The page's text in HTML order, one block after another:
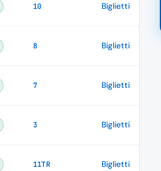
10 Biglietti
8 Biglietti
7 Biglietti
3 Biglietti
11TR Biglietti